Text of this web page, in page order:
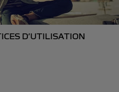
D’UTILISATION